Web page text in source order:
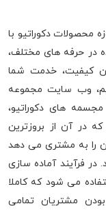
در حوزه محصولات دکوراتیو با
در حرفه های مختلف،
کیفیت، خدمت شما
وب سایت مجموعه
های دکوراتیو،
در آن از بروزترین
را به مشتری می دهد
در فرآیند آماده سازی
می شود که کاملا
مشتریان تمامی